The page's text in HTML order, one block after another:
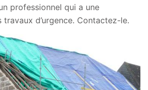
professionnel qui a une
d’urgence. Contactez-le.